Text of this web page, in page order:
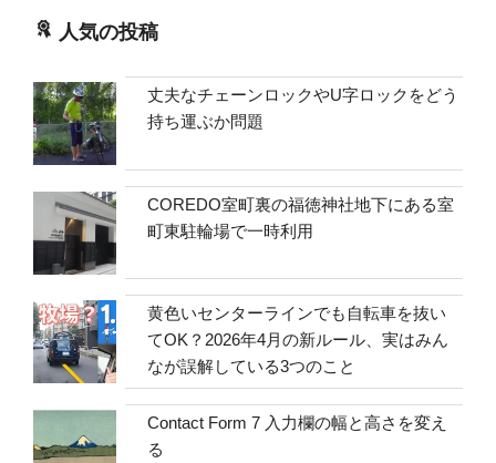
人気の投稿
丈夫なチェーンロックやU字ロックをどう
持ち運ぶか問題
COREDO室町裏の福徳神社地下にある室
町東駐輪場で一時利用
黄色いセンターラインでも自転車を抜い
てOK？2026年4月の新ルール、実はみん
なが誤解している3つのこと
Contact Form 7 入力欄の幅と高さを変え
る